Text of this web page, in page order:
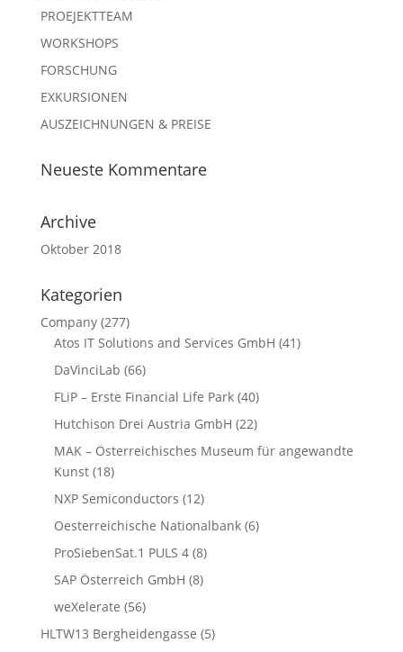
PROEJEKTTEAM
WORKSHOPS
FORSCHUNG
EXKURSIONEN
AUSZEICHNUNGEN & PREISE
Neueste Kommentare
Archive
Oktober 2018
Kategorien
Company(277)
Atos IT Solutions and Services GmbH (41)
DaVinciLab (66)
FLiP – Erste Financial Life Park(40)
Hutchison Drei Austria GmbH (22)
MAK – Österreichisches Museum für angewandte
Kunst(18)
NXP Semiconductors (12)
Oesterreichische Nationalbank(6)
ProSiebenSat.1 PULS 4(8)
SAP Österreich GmbH (8)
weXelerate (56)
HLTW13 Bergheidengasse (5)